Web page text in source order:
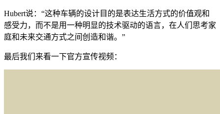
Hubert说：“这种车辆的设计目的是表达生活方式的价值观和
感受力，而不是用一种明显的技术驱动的语言，在人们思考家
庭和未来交通方式之间创造和谐。”
最后我们来看一下官方宣传视频：